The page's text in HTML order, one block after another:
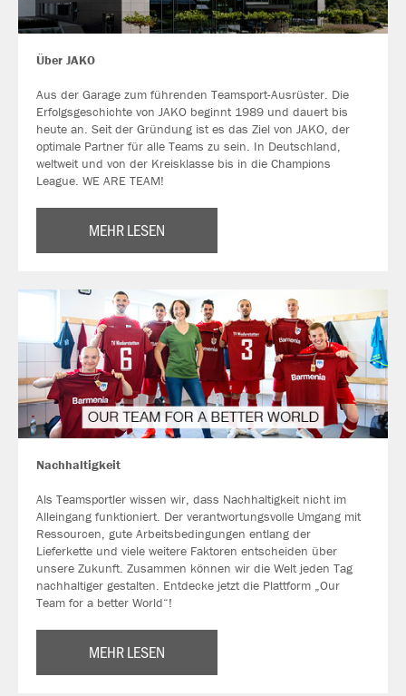
Über JAKO
Aus der Garage zum führenden Teamsport-Ausrüster. Die
Erfolgsgeschichte von JAKO beginnt 1989 und dauert bis
heute an. Seit der Gründung ist es das Ziel von JAKO, der
optimale Partner für alle Teams zu sein. In Deutschland,
weltweit und von der Kreisklasse bis in die Champions
League. WE ARE TEAM!
MEHR LESEN
Nachhaltigkeit
Als Teamsportler wissen wir, dass Nachhaltigkeit nicht im
Alleingang funktioniert. Der verantwortungsvolle Umgang mit
Ressourcen, gute Arbeitsbedingungen entlang der
Lieferkette und viele weitere Faktoren entscheiden über
unsere Zukunft. Zusammen können wir die Welt jeden Tag
nachhaltiger gestalten. Entdecke jetzt die Plattform „Our
Team for a better World“!
MEHR LESEN